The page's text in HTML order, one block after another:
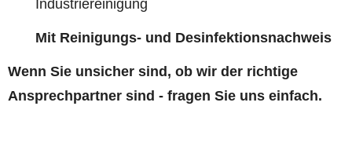
Industriereinigung
Mit Reinigungs- und Desinfektionsnachweis
Wenn Sie unsicher sind, ob wir der richtige
Ansprechpartner sind - fragen Sie uns einfach.